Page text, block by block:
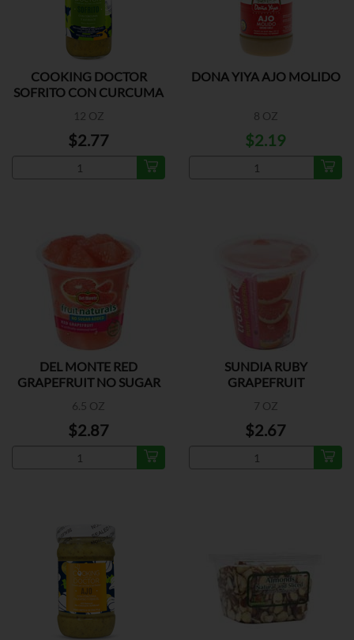
COOKING DOCTOR
SOFRITO CON CURCUMA
12 OZ
$2.77
DONA YIYA AJO MOLIDO
8 OZ
$2.19
DEL MONTE RED
GRAPEFRUIT NO SUGAR
6.5 OZ
$2.87
SUNDIA RUBY
GRAPEFRUIT
7 OZ
$2.67